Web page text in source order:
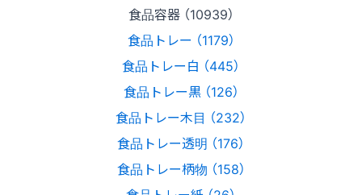
食品容器 （10939）
食品トレー （1179）
食品トレー白 （445）
食品トレー黒 （126）
食品トレー木目 （232）
食品トレー透明 （176）
食品トレー柄物 （158）